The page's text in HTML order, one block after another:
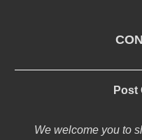
Post
We welcome you to